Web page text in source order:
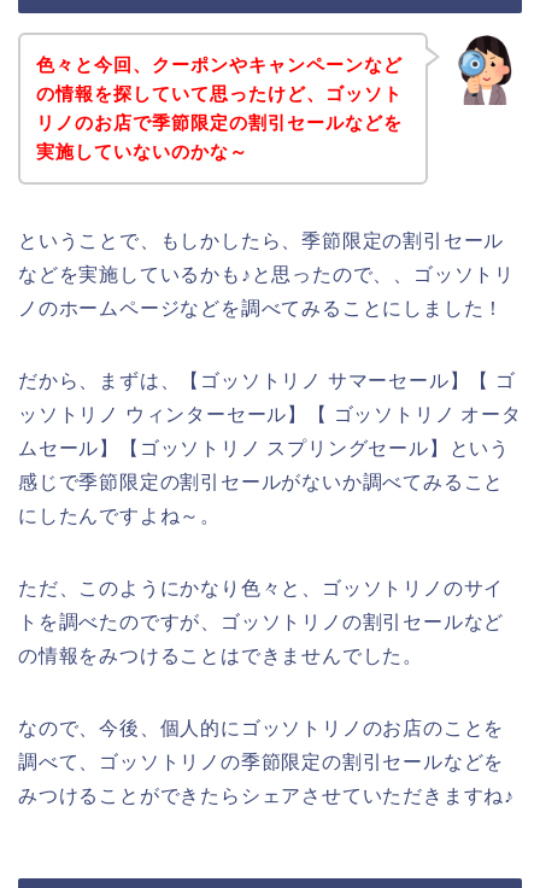
色々と今回、クーポンやキャンペーンなど
の情報を探していて思ったけど、ゴッソト
リノのお店で季節限定の割引セールなどを
実施していないのかな～
ということで、もしかしたら、季節限定の割引セール
などを実施しているかも♪と思ったので、、ゴッソトリ
ノのホームページなどを調べてみることにしました！
だから、まずは、【ゴッソトリノ サマーセール】【 ゴ
ッソトリノ ウィンターセール】【 ゴッソトリノ オータ
ムセール】【ゴッソトリノ スプリングセール】という
感じで季節限定の割引セールがないか調べてみること
にしたんですよね～。
ただ、このようにかなり色々と、ゴッソトリノのサイ
トを調べたのですが、ゴッソトリノの割引セールなど
の情報をみつけることはできませんでした。
なので、今後、個人的にゴッソトリノのお店のことを
調べて、ゴッソトリノの季節限定の割引セールなどを
みつけることができたらシェアさせていただきますね♪